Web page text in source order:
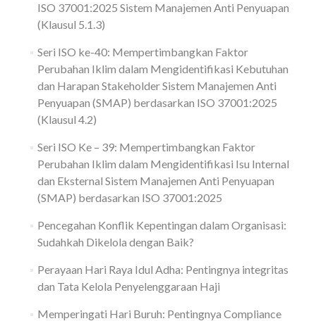
ISO 37001:2025 Sistem Manajemen Anti Penyuapan
(Klausul 5.1.3)
Seri ISO ke-40: Mempertimbangkan Faktor
Perubahan Iklim dalam Mengidentifikasi Kebutuhan
dan Harapan Stakeholder Sistem Manajemen Anti
Penyuapan (SMAP) berdasarkan ISO 37001:2025
(Klausul 4.2)
Seri ISO Ke – 39: Mempertimbangkan Faktor
Perubahan Iklim dalam Mengidentifikasi Isu Internal
dan Eksternal Sistem Manajemen Anti Penyuapan
(SMAP) berdasarkan ISO 37001:2025
Pencegahan Konflik Kepentingan dalam Organisasi:
Sudahkah Dikelola dengan Baik?
Perayaan Hari Raya Idul Adha: Pentingnya integritas
dan Tata Kelola Penyelenggaraan Haji
Memperingati Hari Buruh: Pentingnya Compliance